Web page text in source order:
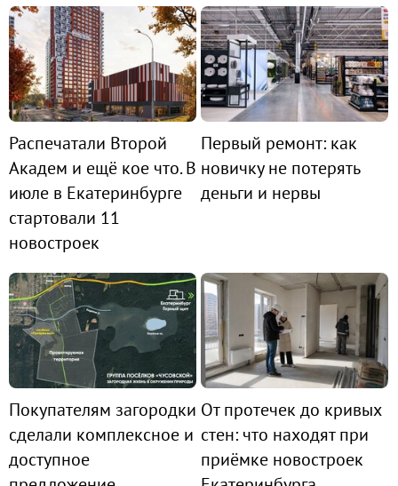
Распечатали Второй
Академ и ещё кое что. В
июле в Екатеринбурге
стартовали 11
новостроек
Первый ремонт: как
новичку не потерять
деньги и нервы
Покупателям загородки
сделали комплексное и
доступное
От протечек до кривых
стен: что находят при
приёмке новостроек